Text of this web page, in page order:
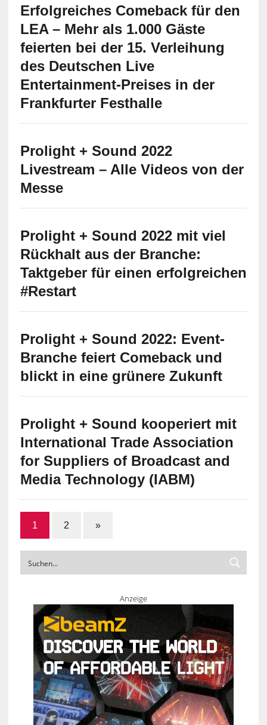
Erfolgreiches Comeback für den
LEA – Mehr als 1.000 Gäste
feierten bei der 15. Verleihung
des Deutschen Live
Entertainment-Preises in der
Frankfurter Festhalle
Prolight + Sound 2022
Livestream – Alle Videos von der
Messe
Prolight + Sound 2022 mit viel
Rückhalt aus der Branche:
Taktgeber für einen erfolgreichen
#Restart
Prolight + Sound 2022: Event-
Branche feiert Comeback und
blickt in eine grünere Zukunft
Prolight + Sound kooperiert mit
International Trade Association
for Suppliers of Broadcast and
Media Technology (IABM)
1 2 »
Anzeige